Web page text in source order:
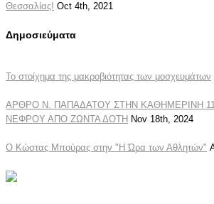
Θεσσαλίας! Oct 4th, 2021
Δημοσιεύματα
Το στοίχημα της μακροβιότητας των μοσχευμάτων
ΑΡΘΡΟ Ν. ΠΑΠΑΔΑΤΟΥ ΣΤΗΝ ΚΑΘΗΜΕΡΙΝΗ
ΝΕΦΡΟΥ ΑΠΟ ΖΩΝΤΑ ΔΟΤΗ Nov 18th, 2024
Ο Κώστας Μπούρας στην "Η Ώρα των Αθλητών"